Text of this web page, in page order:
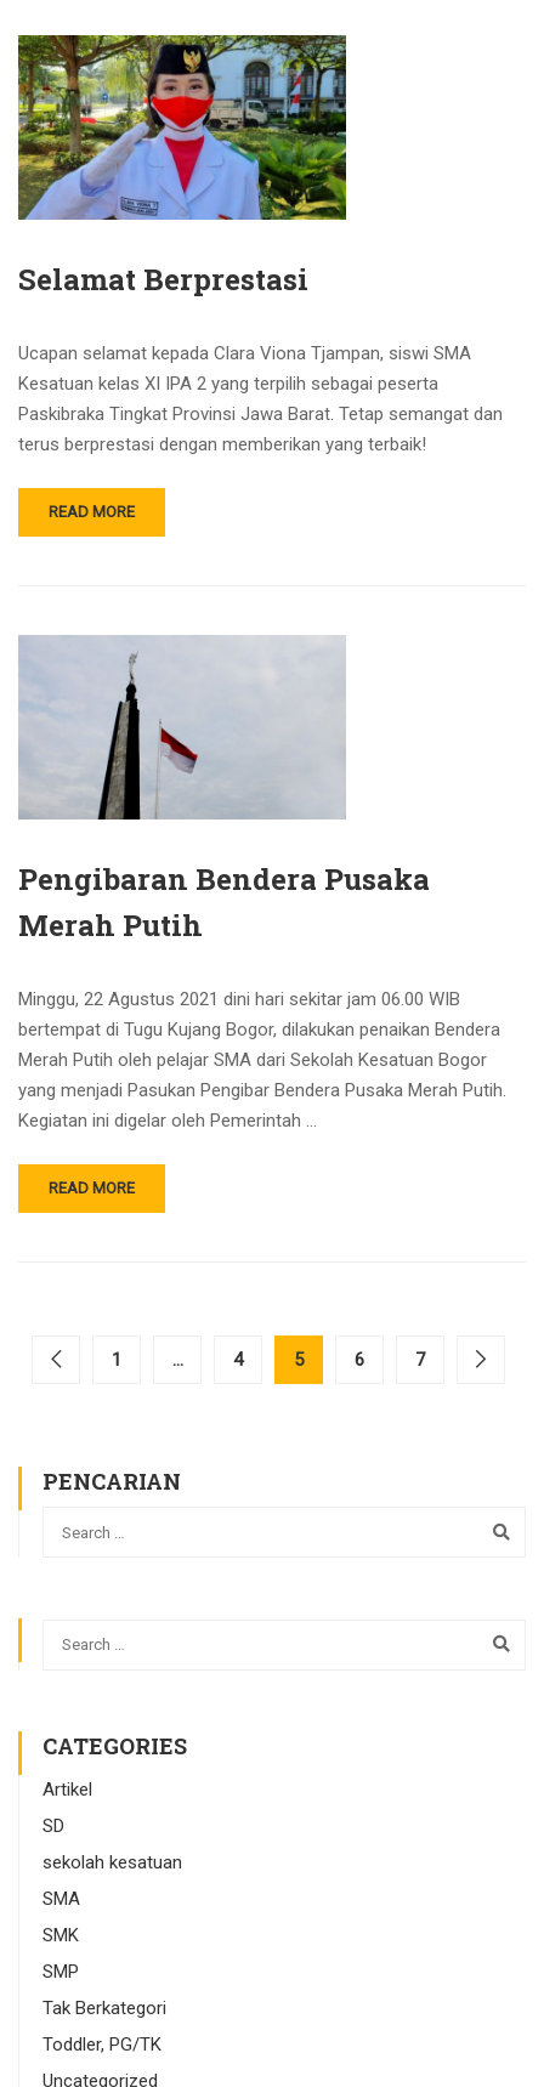
Selamat Berprestasi
Ucapan selamat kepada Clara Viona Tjampan, siswi SMA
Kesatuan kelas XI IPA 2 yang terpilih sebagai peserta
Paskibraka Tingkat Provinsi Jawa Barat. Tetap semangat dan
terus berprestasi dengan memberikan yang terbaik!
READ MORE
Pengibaran Bendera Pusaka
Merah Putih
Minggu, 22 Agustus 2021 dini hari sekitar jam 06.00 WIB
bertempat di Tugu Kujang Bogor, dilakukan penaikan Bendera
Merah Putih oleh pelajar SMA dari Sekolah Kesatuan Bogor
yang menjadi Pasukan Pengibar Bendera Pusaka Merah Putih.
Kegiatan ini digelar oleh Pemerintah …
READ MORE
1 … 4 5 6 7
PENCARIAN
CATEGORIES
Artikel
SD
sekolah kesatuan
SMA
SMK
SMP
Tak Berkategori
Toddler, PG/TK
Uncategorized